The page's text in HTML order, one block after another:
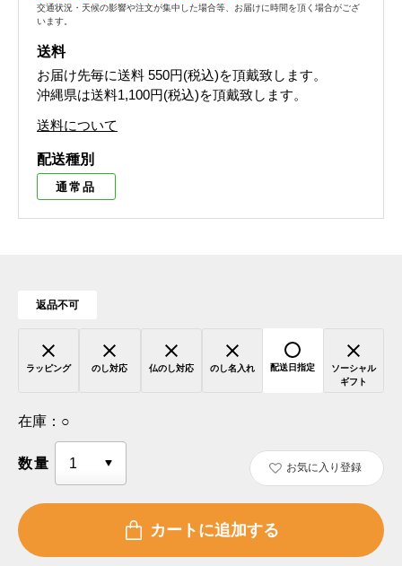
交通状況・天候の影響や注文が集中した場合等、お届けに時間を頂く場合がござ
います。
送料
お届け先毎に送料 550円(税込)を頂戴致します。
沖縄県は送料1,100円(税込)を頂戴致します。
送料について
配送種別
通常品
返品不可
ラッピング のし対応 仏のし対応 のし名入れ 配送日指定
ソーシャル
ギフト
在庫： ○
数量 お気に入り登録